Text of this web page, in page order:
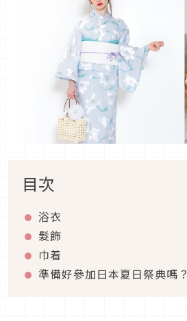
目次
浴衣
髮飾
巾着
準備好參加日本夏日祭典嗎？